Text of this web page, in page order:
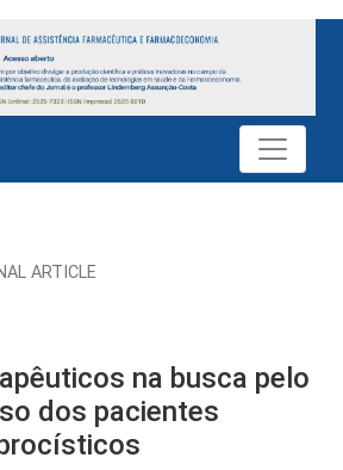
na busca pelo cuidado: o caso dos
ARTICLE
na busca pelo
dos pacientes